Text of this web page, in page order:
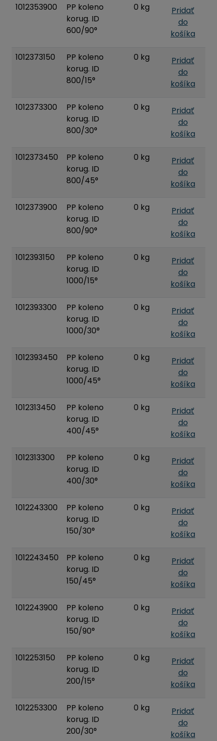
1012353900
PP koleno
korug. ID
600/90°
0 kg
Pridať
do
košíka
1012373150
PP koleno
korug. ID
800/15°
0 kg
Pridať
do
košíka
1012373300
PP koleno
korug. ID
800/30°
0 kg
Pridať
do
košíka
1012373450
PP koleno
korug. ID
800/45°
0 kg
Pridať
do
košíka
1012373900
PP koleno
korug. ID
800/90°
0 kg
Pridať
do
košíka
1012393150
PP koleno
korug. ID
1000/15°
0 kg
Pridať
do
košíka
1012393300
PP koleno
korug. ID
1000/30°
0 kg
Pridať
do
košíka
1012393450
PP koleno
korug. ID
1000/45°
0 kg
Pridať
do
košíka
1012313450
PP koleno
korug. ID
400/45°
0 kg
Pridať
do
košíka
1012313300
PP koleno
korug. ID
400/30°
0 kg
Pridať
do
košíka
1012243300
PP koleno
korug. ID
150/30°
0 kg
Pridať
do
košíka
1012243450
PP koleno
korug. ID
150/45°
0 kg
Pridať
do
košíka
1012243900
PP koleno
korug. ID
150/90°
0 kg
Pridať
do
košíka
1012253150
PP koleno
korug. ID
200/15°
0 kg
Pridať
do
košíka
1012253300
PP koleno
korug. ID
200/30°
0 kg
Pridať
do
košíka